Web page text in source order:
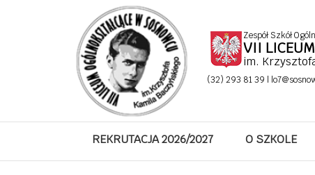
Zespół Szkół
VII LICEUM
im.
(32) 293 81 39 |
REKRUTACJA 2026/2027 O SZKOLE